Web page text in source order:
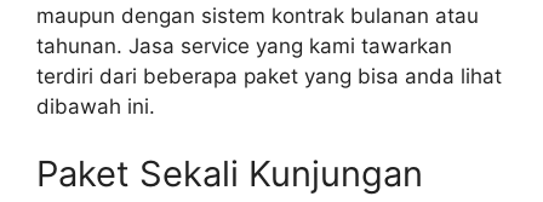
maupun dengan sistem kontrak bulanan atau
tahunan. Jasa service yang kami tawarkan
terdiri dari beberapa paket yang bisa anda lihat
dibawah ini.
Paket Sekali Kunjungan